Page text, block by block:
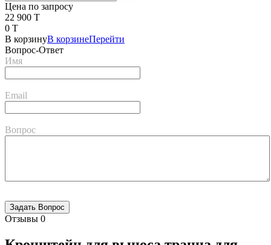
Цена по запросу
22 900 T
0 T
В корзинуВ корзинеПерейти
Вопрос-Ответ
Имя
Email
Вопрос
Отзывы 0